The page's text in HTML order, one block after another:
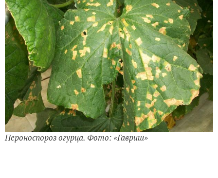
Пероноспороз огурца. Фото: «Гавриш»